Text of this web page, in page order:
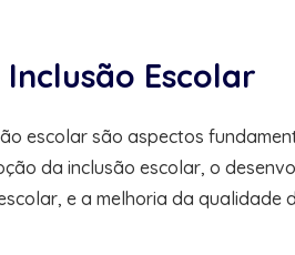
Escolar
escolar são aspectos
da inclusão escolar, o
e a melhoria da qualidade